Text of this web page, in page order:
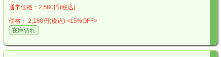
通常価格：2,580円(税込)
価格： 2,180円(税込) <15%OFF>
在庫切れ